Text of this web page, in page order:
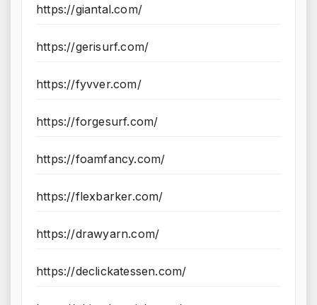
https://giantal.com/
https://gerisurf.com/
https://fyvver.com/
https://forgesurf.com/
https://foamfancy.com/
https://flexbarker.com/
https://drawyarn.com/
https://declickatessen.com/